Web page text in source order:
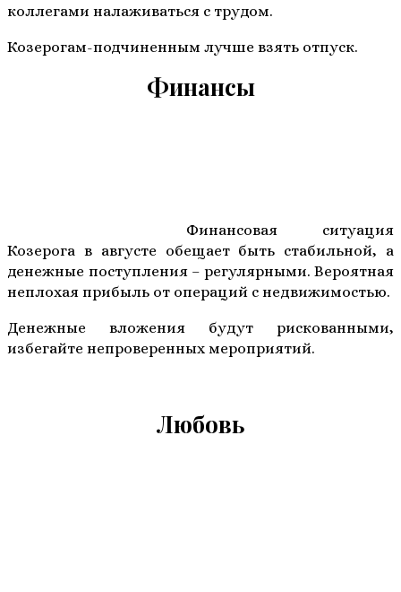
коллегами налаживаться с трудом.
Козерогам-подчиненным лучше взять отпуск.
Финансы
Финансовая ситуация
Козерога в августе обещает быть стабильной, а
денежные поступления – регулярными. Вероятная
неплохая прибыль от операций с недвижимостью.
Денежные вложения будут рискованными,
избегайте непроверенных мероприятий.
Любовь